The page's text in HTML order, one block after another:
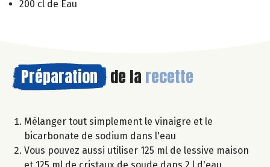
200 cl de Eau
Préparation de la recette
Mélanger tout simplement le vinaigre et le
bicarbonate de sodium dans l'eau
Vous pouvez aussi utiliser 125 ml de lessive maison